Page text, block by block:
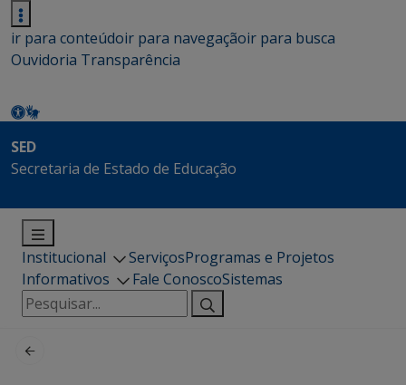
ir para conteúdoir para navegaçãoir para busca
Ouvidoria Transparência
SED
Secretaria de Estado de Educação
Institucional ServiçosProgramas e Projetos
Informativos
Fale ConoscoSistemas
Pesquisar
por: